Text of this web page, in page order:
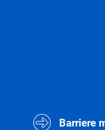
Barriere